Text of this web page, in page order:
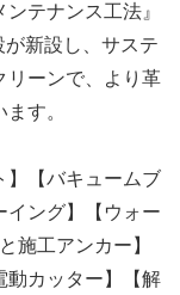
テナンス工法』
新設し、サステ
リーンで、より革
す。
】【バキュームブ
イング】【ウォー
施工アンカー】
動カッター】【解